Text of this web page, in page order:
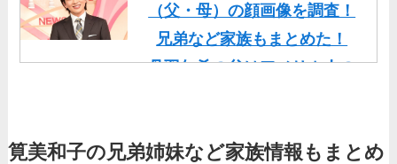
（父・母）の顔画像を調査！
兄弟など家族もまとめた！
丹羽仁希の父はアメリカ人の
基俊介の実家はお金持ち？兄
筧美和子の兄弟姉妹など家族情報もまとめ